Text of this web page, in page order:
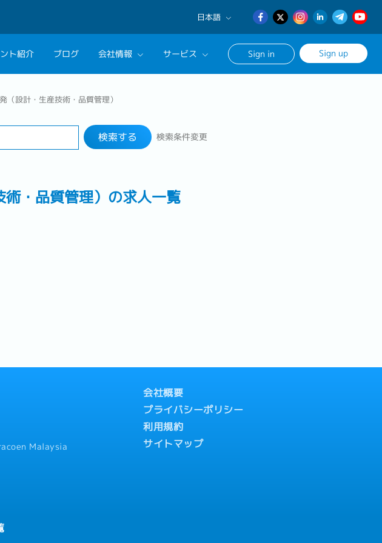
日本語
English
日本語
ト紹介 ブログ 会社情報
会社概要
グループ代表メッセージ
サービス
キャリアコンサルタントに相談する
Sign in Sign up
勤務地
（設計・生産技術・品質管理）
検索する 検索条件変更
・品質管理）の求人一覧
Malaysia
会社概要
プライバシーポリシー
利用規約
サイトマップ